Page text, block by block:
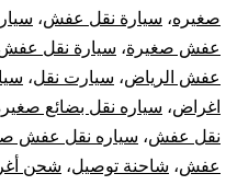
صغيره، سيارة نقل عفش،
عفش صغيرة، سيارة نقل
عفش الرياض، سيارت نقل،
اغراض، سياره نقل بضائع
نقل عفش، سياره نقل عفش
عفش، شاحنة توصيل، شحن